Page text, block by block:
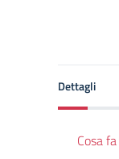
Dettagli
Cosa fa